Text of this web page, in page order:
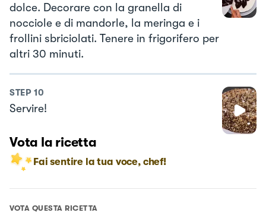
dolce. Decorare con la granella di
nocciole e di mandorle, la meringa e i
frollini sbriciolati. Tenere in frigorifero per
altri 30 minuti.
STEP 10
Servire!
Vota la ricetta
Fai sentire la tua voce, chef!
VOTA QUESTA RICETTA